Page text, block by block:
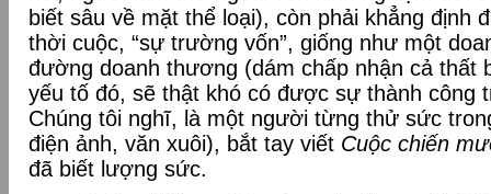
biết sâu về mặt thể loại), còn phải khẳng
thời cuộc, “sự trường vốn”, giống như một
đường doanh thương (dám chấp nhận cả thất
yếu tố đó, sẽ thật khó có được sự thành công
Chúng tôi nghĩ, là một người từng thử sức
điện ảnh, văn xuôi), bắt tay viết Cuộc chiến
đã biết lượng sức.